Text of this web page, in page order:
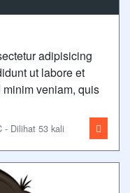
adipisicing
ut labore et
veniam, quis
- Dilihat 53 kali